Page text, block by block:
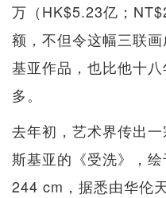
万（HK$5.23亿；
额，不但令这幅三联
基亚作品，也比他十
多。
去年初，艺术界传出
斯基亚的《受洗》，
244 cm，据悉由华伦